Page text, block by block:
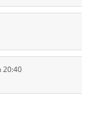
20:40